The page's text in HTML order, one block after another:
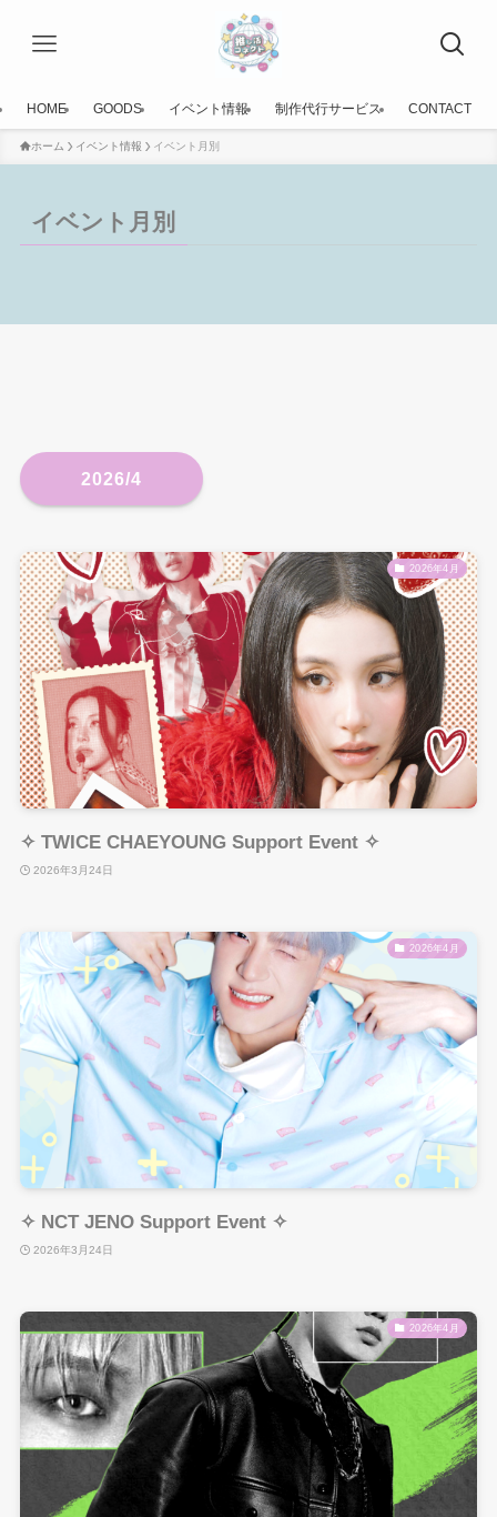
HOME GOODS イベント情報 制作代行サービス CONTACT
ホーム イベント情報 イベント月別
イベント月別
2026/4
2026年4月
✧ TWICE CHAEYOUNG Support Event ✧
2026年3月24日
2026年4月
✧ NCT JENO Support Event ✧
2026年3月24日
2026年4月